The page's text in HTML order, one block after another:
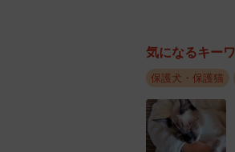
気になるキー
保護犬・保護猫